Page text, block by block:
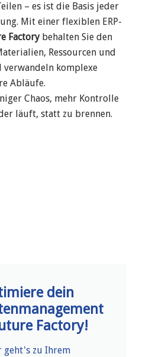
– es ist die Basis jeder
Mit einer flexiblen ERP-
Factorybehalten Sie den
Ressourcen und
verwandeln komplexe
Abläufe.
Chaos, mehr Kontrolle
läuft, statt zu brennen.
dein
Factory!
geht's zu Ihrem